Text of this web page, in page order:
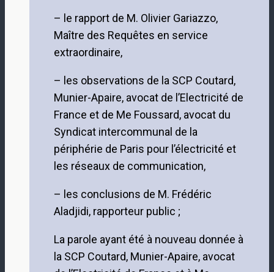
– le rapport de M. Olivier Gariazzo,
Maître des Requêtes en service
extraordinaire,
– les observations de la SCP Coutard,
Munier-Apaire, avocat de l’Electricité de
France et de Me Foussard, avocat du
Syndicat intercommunal de la
périphérie de Paris pour l’électricité et
les réseaux de communication,
– les conclusions de M. Frédéric
Aladjidi, rapporteur public ;
La parole ayant été à nouveau donnée à
la SCP Coutard, Munier-Apaire, avocat